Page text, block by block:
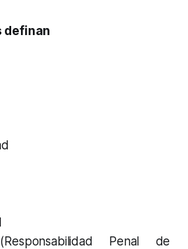
definan
Penal de